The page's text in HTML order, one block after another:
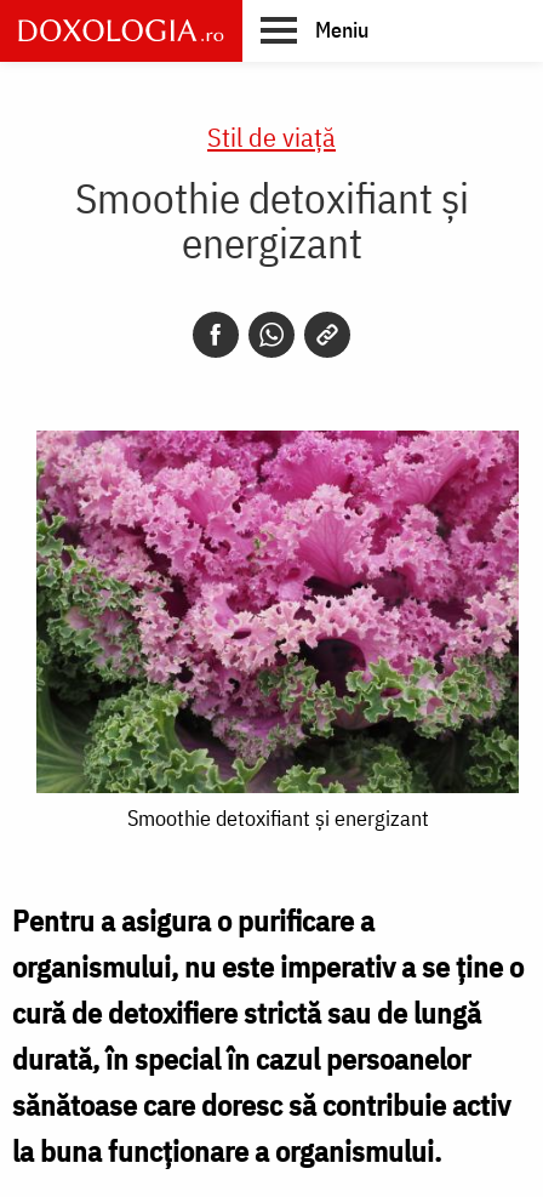
Skip
to
main
Meniu
Stil de viaţă
Smoothie detoxifiant și
energizant
Smoothie
energizant
Smoothie detoxifiant și energizant
Pentru a asigura o purificare a
organismului, nu este imperativ a se ține o
cură de detoxifiere strictă sau de lungă
durată, în special în cazul persoanelor
sănătoase care doresc să contribuie activ
la buna funcționare a organismului.